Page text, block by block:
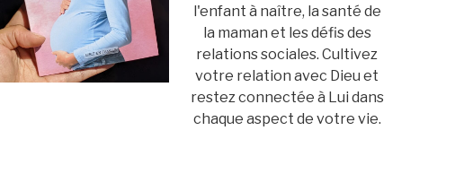
l'enfant à naître, la santé de
la maman et les défis des
relations sociales. Cultivez
votre relation avec Dieu et
restez connectée à Lui dans
chaque aspect de votre vie.